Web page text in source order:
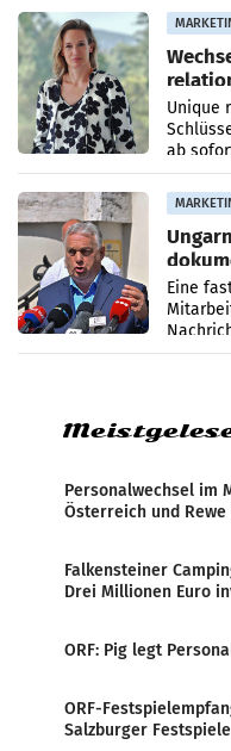
Unique
ab
PR-
Anna
Zensur
Eine
Personalwechsel im
Österreich und Rewe
Falkensteiner
Drei Millionen Euro
ORF: Pig legt
ORF-
Salzburger Festspiele